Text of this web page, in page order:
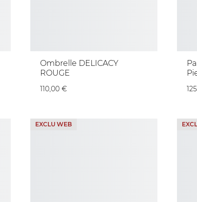
Ombrelle DELICACY
ROUGE
110,00 €
EXCLU WEB